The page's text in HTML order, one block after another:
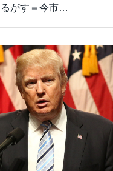
るがす＝今市…